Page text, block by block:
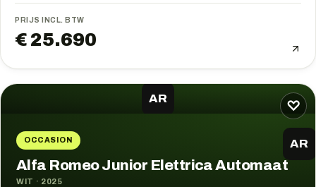
PRIJS INCL. BTW
€ 25.690
♡
AR
OCCASION AR
Alfa Romeo Junior Elettrica Automaat
WIT · 2025